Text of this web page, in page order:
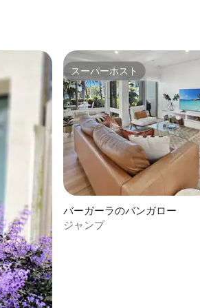
スーパーホスト
スーパーホスト
バーガーラのバンガロー
ジャンプ